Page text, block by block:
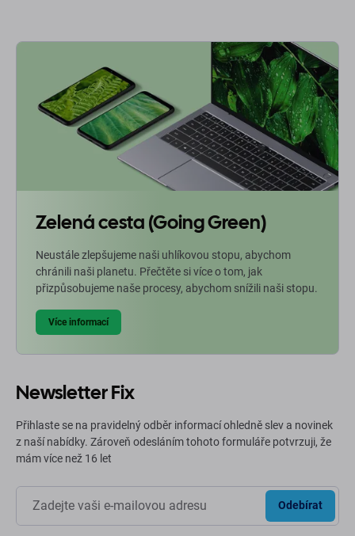
Zelená cesta (Going Green)
Neustále zlepšujeme naši uhlíkovou stopu, abychom
chránili naši planetu. Přečtěte si více o tom, jak
přizpůsobujeme naše procesy, abychom snížili naši stopu.
Více informací
Newsletter Fix
Přihlaste se na pravidelný odběr informací ohledně slev a novinek
z naší nabídky. Zároveň odesláním tohoto formuláře potvrzuji, že
mám více než 16 let
Odebírat